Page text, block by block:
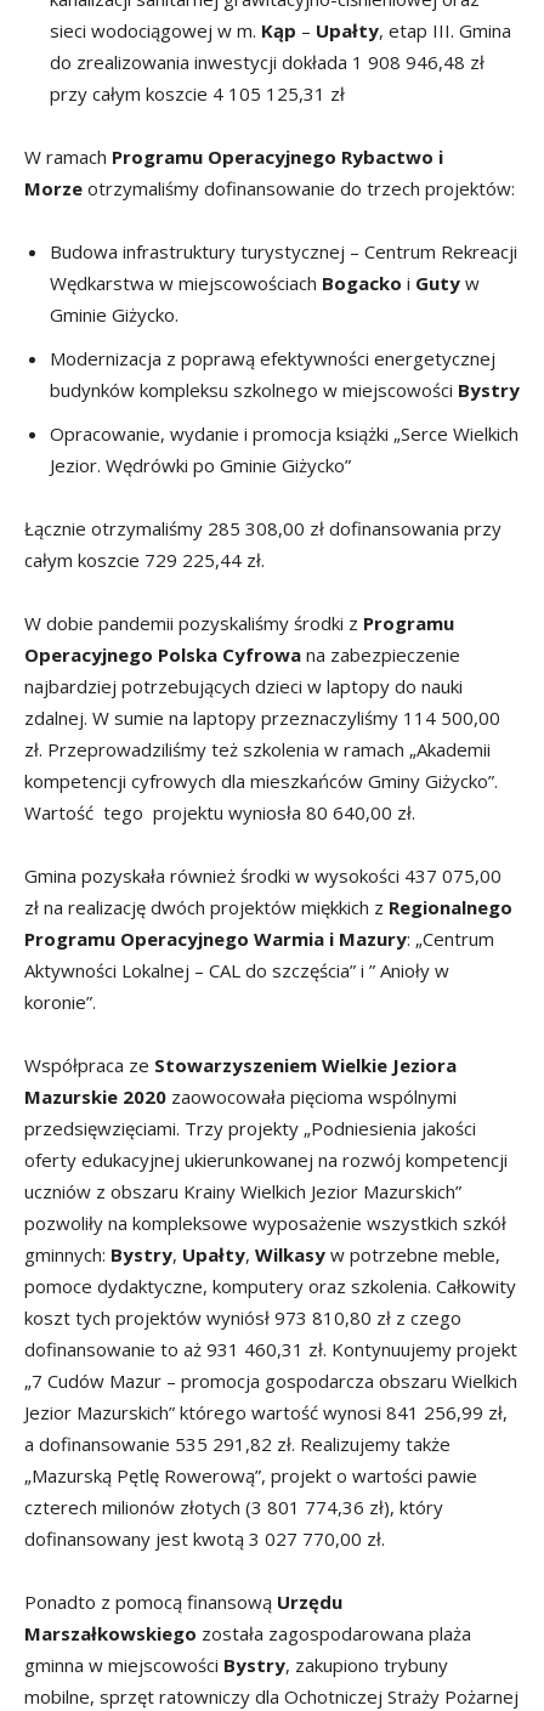
sieci wodociągowej w m. Kąp – Upałty, etap III. Gmina
do zrealizowania inwestycji dokłada 1 908 946,48 zł
przy całym koszcie 4 105 125,31 zł
W ramach Programu Operacyjnego Rybactwo i
Morze otrzymaliśmy dofinansowanie do trzech projektów:
Budowa infrastruktury turystycznej – Centrum Rekreacji
Wędkarstwa w miejscowościach Bogacko i Guty w
Gminie Giżycko.
Modernizacja z poprawą efektywności energetycznej
budynków kompleksu szkolnego w miejscowości Bystry
Opracowanie, wydanie i promocja książki „Serce Wielkich
Jezior. Wędrówki po Gminie Giżycko”
Łącznie otrzymaliśmy 285 308,00 zł dofinansowania przy
całym koszcie 729 225,44 zł.
W dobie pandemii pozyskaliśmy środki z Programu
Operacyjnego Polska Cyfrowa na zabezpieczenie
najbardziej potrzebujących dzieci w laptopy do nauki
zdalnej. W sumie na laptopy przeznaczyliśmy 114 500,00
zł. Przeprowadziliśmy też szkolenia w ramach „Akademii
kompetencji cyfrowych dla mieszkańców Gminy Giżycko”.
Wartość tego projektu wyniosła 80 640,00 zł.
Gmina pozyskała również środki w wysokości 437 075,00
zł na realizację dwóch projektów miękkich z Regionalnego
Programu Operacyjnego Warmia i Mazury: „Centrum
Aktywności Lokalnej – CAL do szczęścia” i ” Anioły w
koronie”.
Współpraca ze Stowarzyszeniem Wielkie Jeziora
Mazurskie 2020 zaowocowała pięcioma wspólnymi
przedsięwzięciami. Trzy projekty „Podniesienia jakości
oferty edukacyjnej ukierunkowanej na rozwój kompetencji
uczniów z obszaru Krainy Wielkich Jezior Mazurskich”
pozwoliły na kompleksowe wyposażenie wszystkich szkół
gminnych: Bystry, Upałty, Wilkasy w potrzebne meble,
pomoce dydaktyczne, komputery oraz szkolenia. Całkowity
koszt tych projektów wyniósł 973 810,80 zł z czego
dofinansowanie to aż 931 460,31 zł. Kontynuujemy projekt
„7 Cudów Mazur – promocja gospodarcza obszaru Wielkich
Jezior Mazurskich” którego wartość wynosi 841 256,99 zł,
a dofinansowanie 535 291,82 zł. Realizujemy także
„Mazurską Pętlę Rowerową”, projekt o wartości pawie
czterech milionów złotych (3 801 774,36 zł), który
dofinansowany jest kwotą 3 027 770,00 zł.
Ponadto z pomocą finansową Urzędu
Marszałkowskiego została zagospodarowana plaża
gminna w miejscowości Bystry, zakupiono trybuny
mobilne, sprzęt ratowniczy dla Ochotniczej Straży Pożarnej